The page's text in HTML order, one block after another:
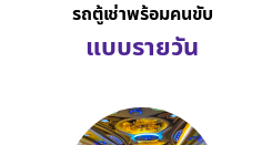
รถตู้เช่าพร้อมคนขับ
แบบรายวัน